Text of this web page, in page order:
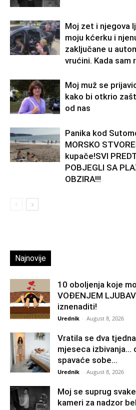
Moj zet i njegova
moju kćerku i
zaključane u
vrućini. Kada sam
Moj muž se
kako bi otkrio
od nas
Panika kod
MORSKO
kupače!SVI
POBJEGLI SA
OBZIRA!!!
Najnovije
10 oboljenja koje
VOĐENJEM
iznenaditi!
Urednik - August 8, 2026
Vratila se dva
mjeseca izbivanja…
spavaće sobe...
Urednik - August 8, 2026
Moj se suprug
kameri za nadzor